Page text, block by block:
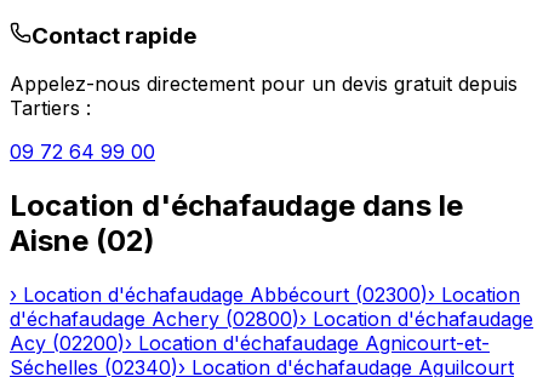
Contact rapide
Appelez-nous directement pour un devis gratuit depuis
Tartiers :
09 72 64 99 00
Location d'échafaudage dans le
Aisne (02)
› Location d'échafaudage Abbécourt (02300)› Location
d'échafaudage Achery (02800)› Location d'échafaudage
Acy (02200)› Location d'échafaudage Agnicourt-et-
Séchelles (02340)› Location d'échafaudage Aguilcourt